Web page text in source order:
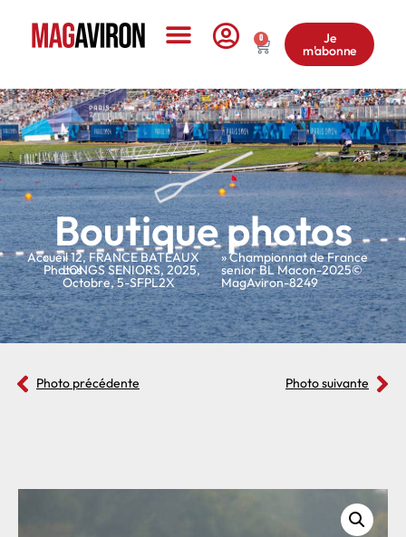
0 Je
m'abonne
Boutique photos
Accueil
»
Photos
»12,FRANCE BATEAUX
LONGS SENIORS,2025,
Octobre,5-SFPL2X
» Championnat de France
senior BL Macon-2025©
MagAviron-8249
Photo précédente Photo suivante